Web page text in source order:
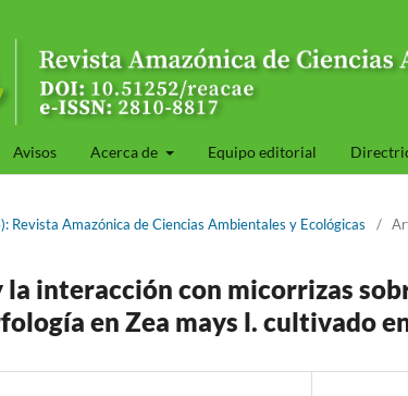
Avisos Acerca de Equipo editorial
Revista Amazónica de Ciencias Ambientales y Ecológicas /
interacción con micorrizas
en Zea mays l. cultivado